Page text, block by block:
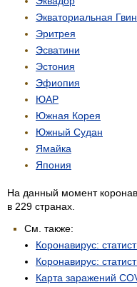
Экваториальная
Эритрея
Эсватини
Эстония
Эфиопия
ЮАР
Южная Корея
Южный Судан
Ямайка
Япония
На данный момент
в 229 странах.
См. также:
Коронавирус:
Коронавирус:
Карта заражений